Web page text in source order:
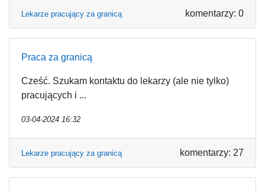
Lekarze pracujący za granicą komentarzy: 0
Praca za granicą
Cześć. Szukam kontaktu do lekarzy (ale nie tylko)
pracujących i ...
03-04-2024 16:32
Lekarze pracujący za granicą komentarzy: 27